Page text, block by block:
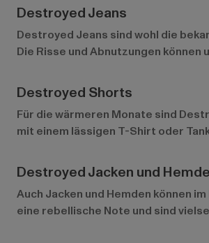
Destroyed Jeans
Destroyed Jeans sind wohl die
Die Risse und Abnutzungen
Destroyed Shorts
Für die wärmeren Monate sind
mit einem lässigen T-Shirt oder
Destroyed Jacken und
Auch Jacken und Hemden können
eine rebellische Note und sind